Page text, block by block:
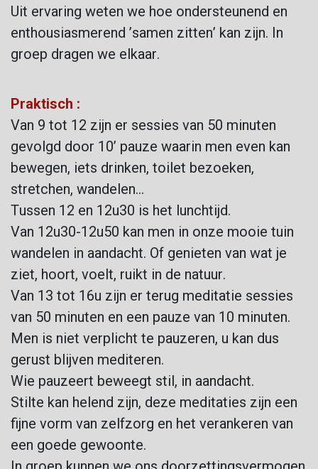
Uit ervaring weten we hoe ondersteunend en
enthousiasmerend ’samen zitten’ kan zijn. In
groep dragen we elkaar.
Praktisch :
Van 9 tot 12 zijn er sessies van 50 minuten
gevolgd door 10’ pauze waarin men even kan
bewegen, iets drinken, toilet bezoeken,
stretchen, wandelen…
Tussen 12 en 12u30 is het lunchtijd.
Van 12u30-12u50 kan men in onze mooie tuin
wandelen in aandacht. Of genieten van wat je
ziet, hoort, voelt, ruikt in de natuur.
Van 13 tot 16u zijn er terug meditatie sessies
van 50 minuten en een pauze van 10 minuten.
Men is niet verplicht te pauzeren, u kan dus
gerust blijven mediteren.
Wie pauzeert beweegt stil, in aandacht.
Stilte kan helend zijn, deze meditaties zijn een
fijne vorm van zelfzorg en het verankeren van
een goede gewoonte.